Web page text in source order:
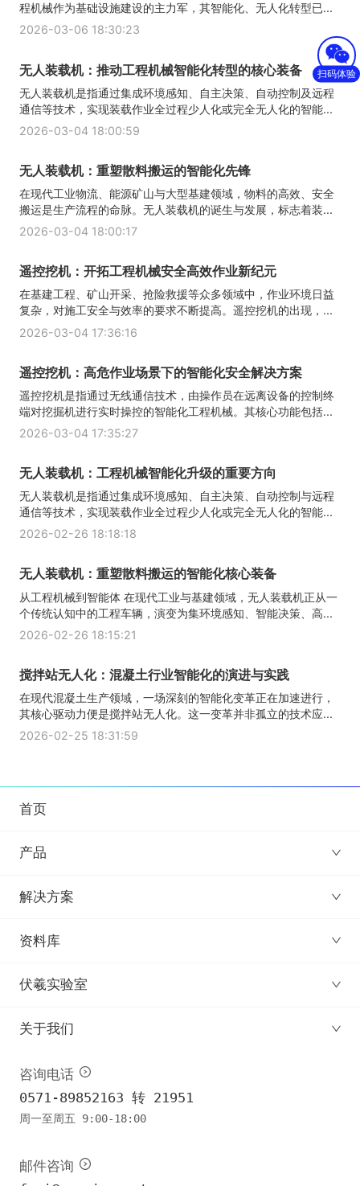
程机械作为基础设施建设的主力军，其智能化、无人化转型已...
2026-03-06 18:30:23
无人装载机：推动工程机械智能化转型的核心装备
无人装载机是指通过集成环境感知、自主决策、自动控制及远程
通信等技术，实现装载作业全过程少人化或完全无人化的智能...
2026-03-04 18:00:59
无人装载机：重塑散料搬运的智能化先锋
在现代工业物流、能源矿山与大型基建领域，物料的高效、安全
搬运是生产流程的命脉。无人装载机的诞生与发展，标志着装...
2026-03-04 18:00:17
遥控挖机：开拓工程机械安全高效作业新纪元
在基建工程、矿山开采、抢险救援等众多领域中，作业环境日益
复杂，对施工安全与效率的要求不断提高。遥控挖机的出现，...
2026-03-04 17:36:16
遥控挖机：高危作业场景下的智能化安全解决方案
遥控挖机是指通过无线通信技术，由操作员在远离设备的控制终
端对挖掘机进行实时操控的智能化工程机械。其核心功能包括...
2026-03-04 17:35:27
无人装载机：工程机械智能化升级的重要方向
无人装载机是指通过集成环境感知、自主决策、自动控制与远程
通信等技术，实现装载作业全过程少人化或完全无人化的智能...
2026-02-26 18:18:18
无人装载机：重塑散料搬运的智能化核心装备
从工程机械到智能体 在现代工业与基建领域，无人装载机正从一
个传统认知中的工程车辆，演变为集环境感知、智能决策、高...
2026-02-26 18:15:21
搅拌站无人化：混凝土行业智能化的演进与实践
在现代混凝土生产领域，一场深刻的智能化变革正在加速进行，
其核心驱动力便是搅拌站无人化。这一变革并非孤立的技术应...
2026-02-25 18:31:59
首页
产品
解决方案
资料库
伏羲实验室
关于我们
咨询电话
0571-89852163 转 21951
周一至周五 9:00-18:00
邮件咨询
扫码体验